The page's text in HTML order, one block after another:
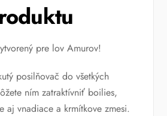
pre lov Amurov!
posilňovač do všetkých
ním zatraktívniť boilies,
aj vnadiace a krmítkove zmesi.